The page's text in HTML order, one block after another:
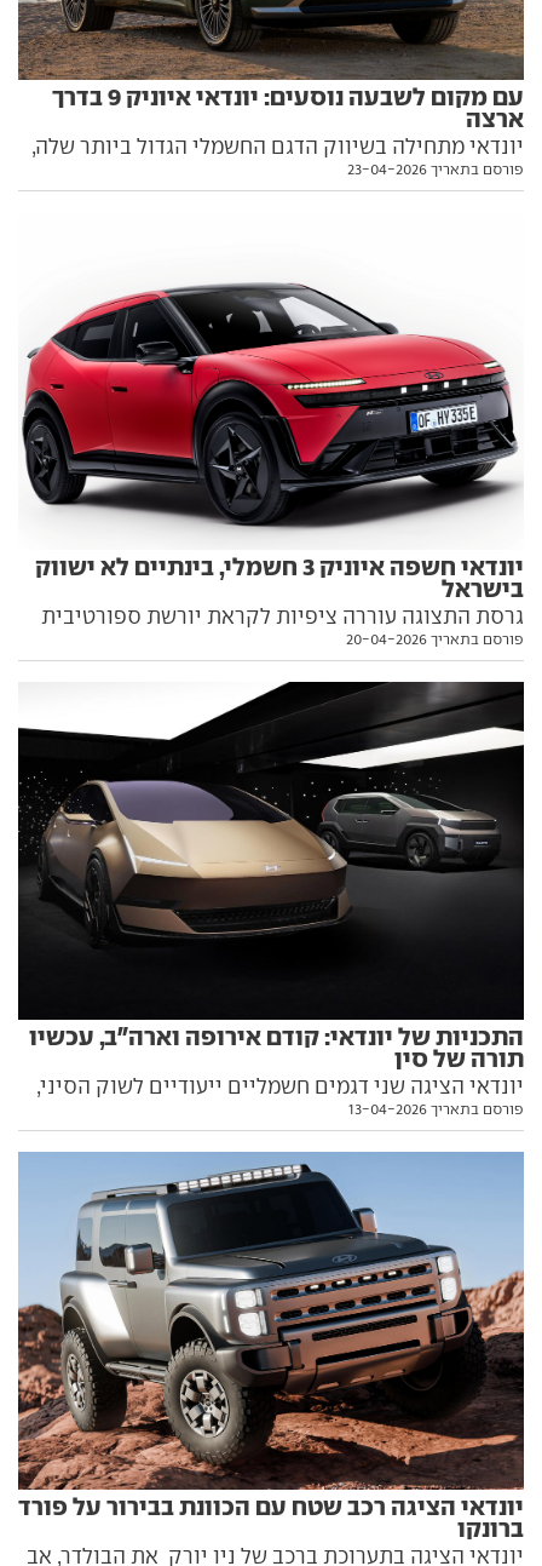
עם מקום לשבעה נוסעים: יונדאי איוניק 9 בדרך
ארצה
יונדאי מתחילה בשיווק הדגם החשמלי הגדול ביותר שלה,
עם מקום למשפחה מורחבת. הנה כל מה שחשוב לדעת
פורסם בתאריך 23-04-2026
יונדאי חשפה איוניק 3 חשמלי, בינתיים לא ישווק
בישראל
גרסת התצוגה עוררה ציפיות לקראת יורשת ספורטיבית
והפתעה: בניגוד לאיוניק 5 ו-6 החשמליים, הוא לא ישווק
בינתיים בישראל
פורסם בתאריך 20-04-2026
התכניות של יונדאי: קודם אירופה וארה"ב, עכשיו
תורה של סין
יונדאי הציגה שני דגמים חשמליים ייעודיים לשוק הסיני,
בניסיון לחדור בגדול גם לשוק הרכב הגדול בעולם. כל
פורסם בתאריך 13-04-2026
יונדאי הציגה רכב שטח עם הכוונת בבירור על פורד
ברונקו
יונדאי הציגה בתערוכת ברכב של ניו יורק את הבולדר, אב